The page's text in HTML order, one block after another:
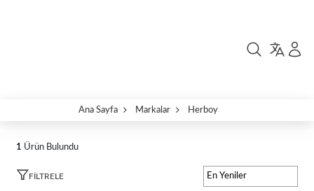
Ana Sayfa Markalar Herboy
1 Ürün Bulundu
FILTRELE